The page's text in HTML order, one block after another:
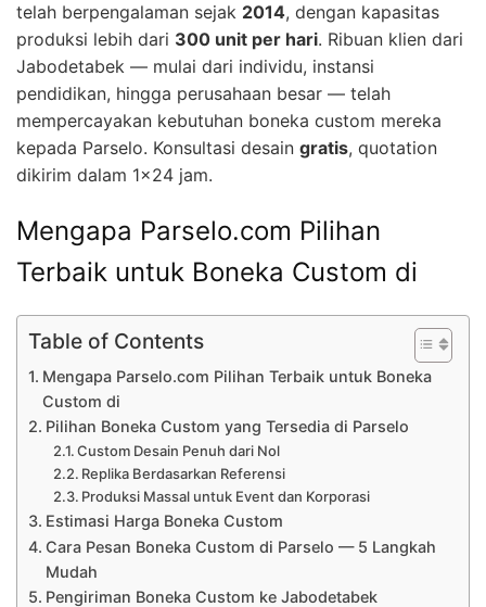
telah berpengalaman sejak 2014, dengan kapasitas
produksi lebih dari 300 unit per hari. Ribuan klien dari
Jabodetabek — mulai dari individu, instansi
pendidikan, hingga perusahaan besar — telah
mempercayakan kebutuhan boneka custom mereka
kepada Parselo. Konsultasi desain gratis, quotation
dikirim dalam 1×24 jam.
Mengapa Parselo.com Pilihan
Terbaik untuk Boneka Custom di
Table of Contents
Mengapa Parselo.com Pilihan Terbaik untuk Boneka
Custom di
Pilihan Boneka Custom yang Tersedia di Parselo
Custom Desain Penuh dari Nol
Replika Berdasarkan Referensi
Produksi Massal untuk Event dan Korporasi
Estimasi Harga Boneka Custom
Cara Pesan Boneka Custom di Parselo — 5 Langkah
Mudah
Pengiriman Boneka Custom ke Jabodetabek